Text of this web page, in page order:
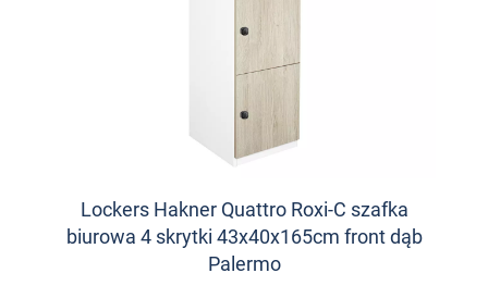
Lockers Hakner Quattro Roxi-C szafka
biurowa 4 skrytki 43x40x165cm front dąb
Palermo